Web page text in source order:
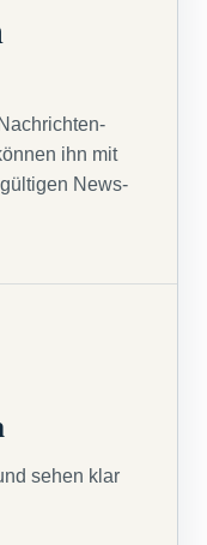
ihn mit
News-
sehen klar